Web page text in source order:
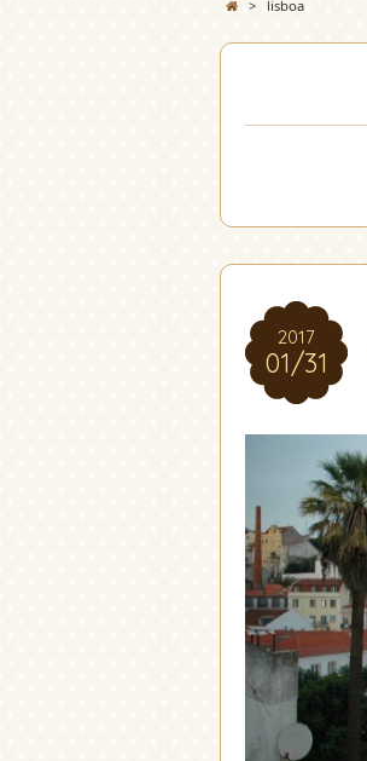
> lisboa
2017
01/31
2017
01/31